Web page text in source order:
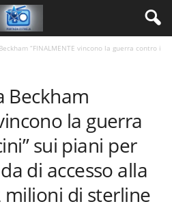
“FINALMENTE vincono la guerra contro i
Beckham
la guerra
sui piani per
di accesso alla
milioni di sterline